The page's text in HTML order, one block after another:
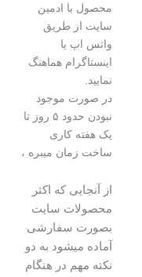
محصول با ادمین
سایت از طریق
واتس اپ یا
اینستاگرام هماهنگ
نمایید.
در صورت موجود
نبودن حدود ۵ روز تا
یک هفته کاری
ساخت زمان میبره ،
از آنجایی که اکثر
محصولات سایت
بصورت سفارشی
آماده میشود به دو
نکته مهم در هنگام